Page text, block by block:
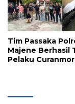
Tim Passaka
Majene Berhasil
Pelaku